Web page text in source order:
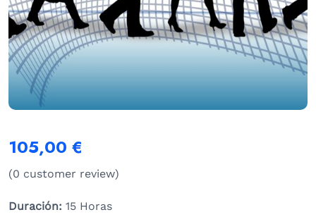
105,00 €
(0 customer review)
Duración: 15 Horas